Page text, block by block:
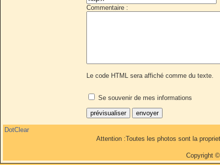
Commentaire :
Le code HTML sera affiché comme du texte.
Se souvenir de mes informations
DotClear
Attention :Toutes les photos sont la
Copyright